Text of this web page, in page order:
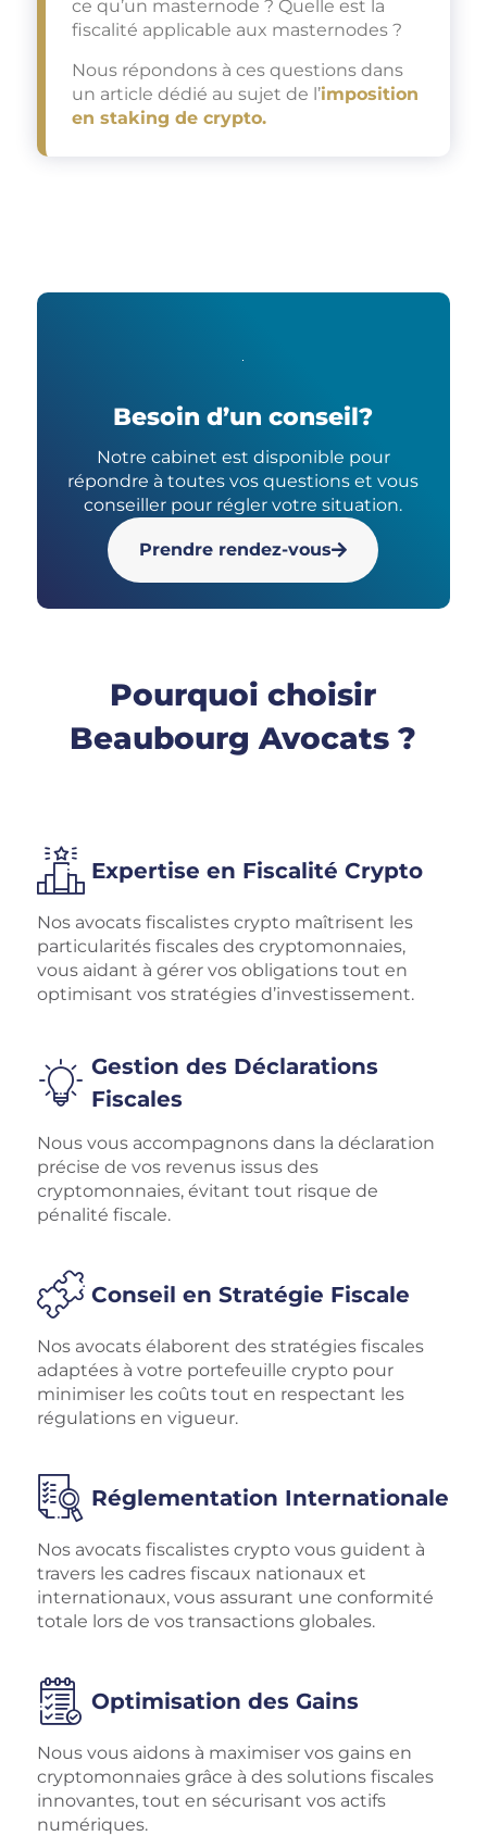
ce qu’un masternode ? Quelle est la
fiscalité applicable aux masternodes ?
Nous répondons à ces questions dans
un article dédié au sujet de l’imposition
en staking de crypto.
Besoin d’un conseil?
Notre cabinet est disponible pour
répondre à toutes vos questions et vous
conseiller pour régler votre situation.
Prendre rendez-vous
Pourquoi choisir
Beaubourg Avocats ?
Expertise en Fiscalité Crypto
Nos avocats fiscalistes crypto maîtrisent les
particularités fiscales des cryptomonnaies,
vous aidant à gérer vos obligations tout en
optimisant vos stratégies d’investissement.
Gestion des Déclarations
Fiscales
Nous vous accompagnons dans la déclaration
précise de vos revenus issus des
cryptomonnaies, évitant tout risque de
pénalité fiscale.
Conseil en Stratégie Fiscale
Nos avocats élaborent des stratégies fiscales
adaptées à votre portefeuille crypto pour
minimiser les coûts tout en respectant les
régulations en vigueur.
Réglementation Internationale
Nos avocats fiscalistes crypto vous guident à
travers les cadres fiscaux nationaux et
internationaux, vous assurant une conformité
totale lors de vos transactions globales.
Optimisation des Gains
Nous vous aidons à maximiser vos gains en
cryptomonnaies grâce à des solutions fiscales
innovantes, tout en sécurisant vos actifs
numériques.